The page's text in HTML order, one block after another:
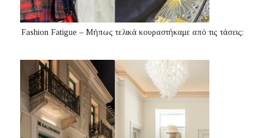
Fashion Fatigue – Μήπως τελικά κουραστήκαμε από τις τάσεις;